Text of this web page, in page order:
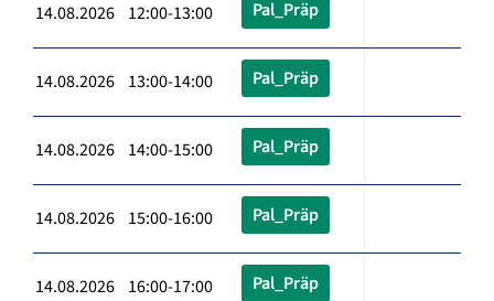
14.08.2026 12:00-13:00 Pal_Präp
14.08.2026 13:00-14:00 Pal_Präp
14.08.2026 14:00-15:00 Pal_Präp
14.08.2026 15:00-16:00 Pal_Präp
14.08.2026 16:00-17:00 Pal_Präp